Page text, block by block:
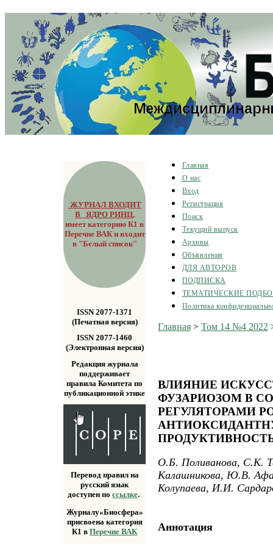
ЖУРНАЛ ВХОДИТ
В ЯДРО РИНЦ,
имеет категорию К1 в
Перечне ВАК и входит
в "Белый список"
ISSN 2077-1371
(Печатная версия)
ISSN 2077-1460
(Электронная версия)
Редакция журнала
поддерживает
правила Комитета по
публикационной этике
Перевод правил на
русский язык
доступен поссылке.
Журналу«Биосфера»
присвоена категория
К1 вПеречне ВАК
Главная
О нас
Вход
Регистрация
Поиск
Текущий выпуск
Архивы
Объявления
ДЛЯ АВТОРОВ
ПОДПИСКА
ТЕМАТИЧЕСКИЕ
Политика
Главная> Том 14 №4 2022
ВЛИЯНИЕ
ФУЗАРИОЗОМ В
РЕГУЛЯТОРАМИ
О.Б. Поливанова, С.К.
Калашникова, Ю.В.
Колупаева, И.И.
Аннотация